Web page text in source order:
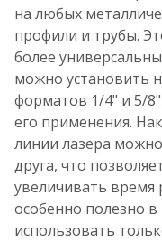
на любых
профили и трубы.
более
можно установить
форматов 1/4" и 5/
его применения.
линии лазера
друга, что
увеличивать время
особенно полезно в
использовать